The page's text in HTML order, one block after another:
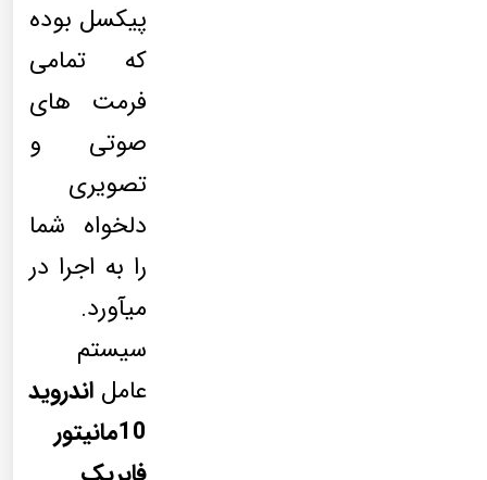
پیکسل بوده
که تمامی
فرمت های
صوتی و
تصویری
دلخواه شما
را به اجرا در
میآورد.
سیستم
عامل اندروید
10مانیتور